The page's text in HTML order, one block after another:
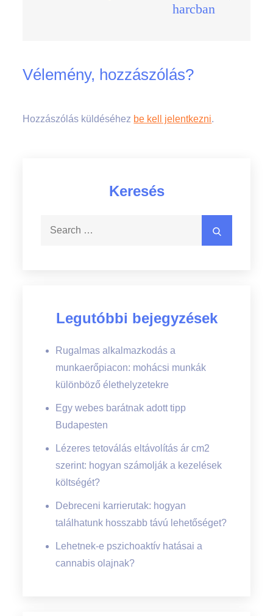
harcban
Vélemény, hozzászólás?
Hozzászólás küldéséhez be kell jelentkezni.
Keresés
Legutóbbi bejegyzések
Rugalmas alkalmazkodás a
munkaerőpiacon: mohácsi munkák
különböző élethelyzetekre
Egy webes barátnak adott tipp
Budapesten
Lézeres tetoválás eltávolítás ár cm2
szerint: hogyan számolják a kezelések
költségét?
Debreceni karrierutak: hogyan
találhatunk hosszabb távú lehetőséget?
Lehetnek-e pszichoaktív hatásai a
cannabis olajnak?